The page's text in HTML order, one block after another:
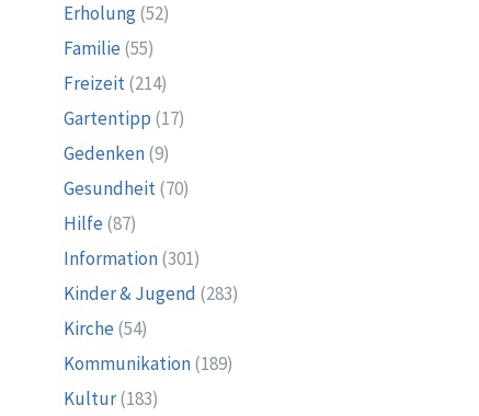
Erholung(52)
Familie (55)
Freizeit(214)
Gartentipp (17)
Gedenken(9)
Gesundheit(70)
Hilfe (87)
Information(301)
Kinder & Jugend (283)
Kirche (54)
Kommunikation(189)
Kultur(183)